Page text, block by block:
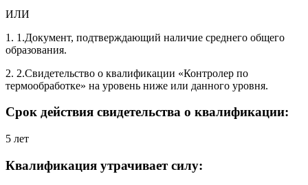
ИЛИ
1. 1.Документ, подтверждающий наличие среднего общего
образования.
2. 2.Свидетельство о квалификации «Контролер по
термообработке» на уровень ниже или данного уровня.
Срок действия свидетельства о квалификации:
5 лет
Квалификация утрачивает силу: